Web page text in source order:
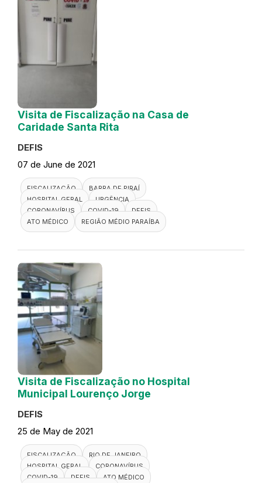
Visita de Fiscalização na Casa de
Caridade Santa Rita
DEFIS
07 de June de 2021
FISCALIZAÇÃO
BARRA DE PIRAÍ
HOSPITAL GERAL
URGÊNCIA
CORONAVÍRUS
COVID-19
DEFIS
ATO MÉDICO
REGIÃO MÉDIO PARAÍBA
Visita de Fiscalização no Hospital
Municipal Lourenço Jorge
DEFIS
25 de May de 2021
FISCALIZAÇÃO
RIO DE JANEIRO
HOSPITAL GERAL
CORONAVÍRUS
COVID-19
DEFIS
ATO MÉDICO